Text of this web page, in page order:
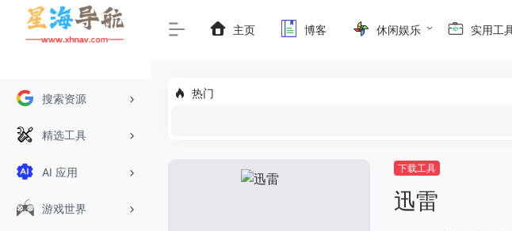
搜索资源
精选工具
AI 应用
游戏世界
主页 博客 休闲娱乐 实用工
热门
下载工具
迅雷